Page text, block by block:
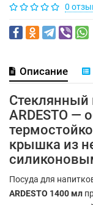
0
Описание
Стеклянный
ARDESTO —
крышка из
Посуда для
ARDESTO 1400 мл